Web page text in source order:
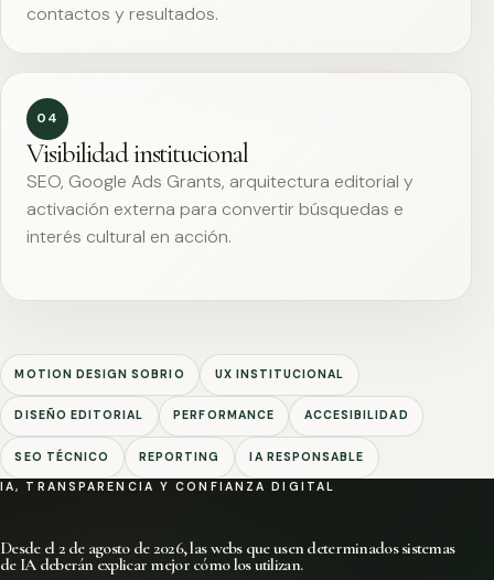
contactos y resultados.
04
Visibilidad institucional
SEO, Google Ads Grants, arquitectura editorial y
activación externa para convertir búsquedas e
interés cultural en acción.
MOTION DESIGN SOBRIO UX INSTITUCIONAL
DISEÑO EDITORIAL PERFORMANCE ACCESIBILIDAD
SEO TÉCNICO REPORTING IA RESPONSABLE
IA, TRANSPARENCIA Y CONFIANZA DIGITAL
Desde el 2 de agosto de 2026, las webs que usen determinados sistemas
de IA deberán explicar mejor cómo los utilizan.